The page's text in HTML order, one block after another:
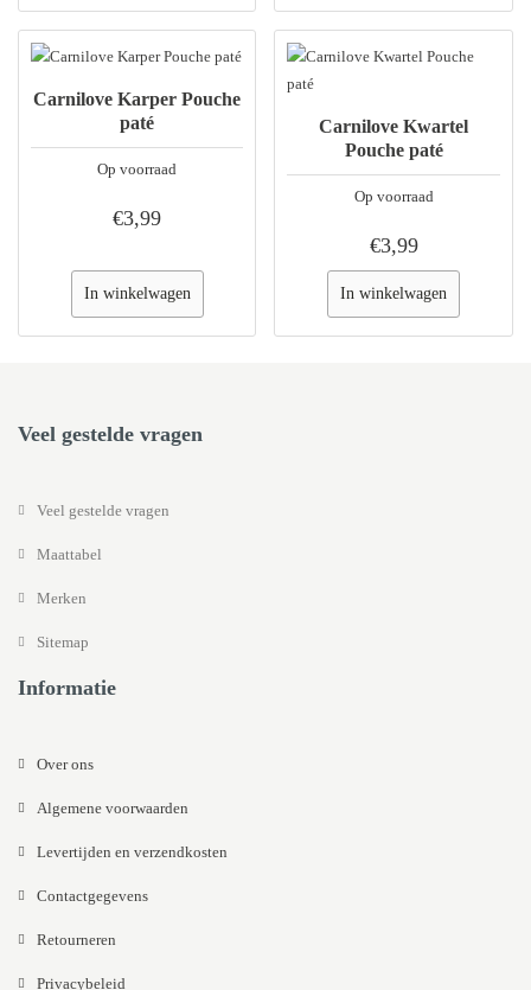
Op voorraad
Carnilove Karper Pouche
paté
€3,99
In winkelwagen
Op voorraad
Carnilove Kwartel
Pouche paté
€3,99
In winkelwagen
Veel gestelde vragen
Veel gestelde vragen
Maattabel
Merken
Sitemap
Informatie
Over ons
Algemene voorwaarden
Levertijden en verzendkosten
Contactgegevens
Retourneren
Privacybeleid